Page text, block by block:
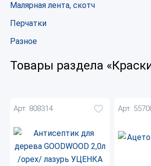
Малярная лента, скотч
Перчатки
Разное
Товары раздела
Арт. 808314 Арт.